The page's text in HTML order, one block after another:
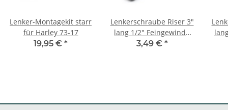
Lenker-Montagekit starr
für Harley 73-17
19,95 € *
Lenkerschraube Riser 3"
lang 1/2" Feingewinde
UNF verchromt für
3,49 € *